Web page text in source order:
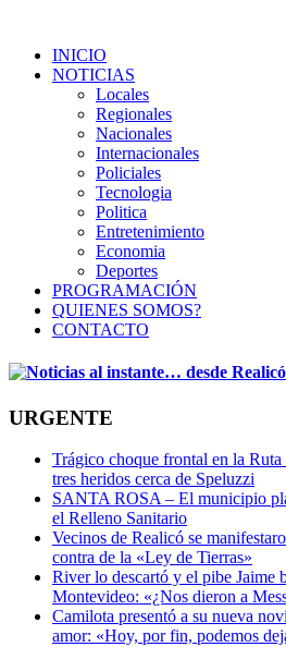
INICIO
NOTICIAS
Locales
Regionales
Nacionales
Internacionales
Policiales
Tecnologia
Politica
Entretenimiento
Economia
Deportes
PROGRAMACIÓN
QUIENES SOMOS?
CONTACTO
URGENTE
Trágico choque frontal en la
tres heridos cerca de Speluzzi
SANTA ROSA – El municipio
el Relleno Sanitario
Vecinos de Realicó se
contra de la «Ley de Tierras»
River lo descartó y el pibe Jaime
Montevideo: «¿Nos dieron a
Camilota presentó a su nueva
amor: «Hoy, por fin, podemos